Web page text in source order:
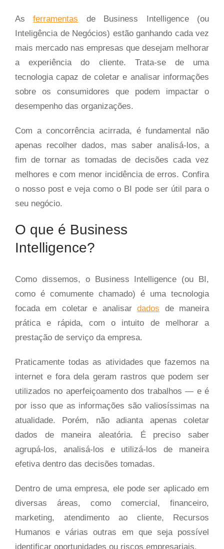
Asferramentas de Business Intelligence (ou
Inteligência de Negócios) estão ganhando cada vez
mais mercado nas empresas que desejam melhorar
a experiência do cliente. Trata-se de uma
tecnologia capaz de coletar e analisar informações
sobre os consumidores que podem impactar o
desempenho das organizações.
Com a concorrência acirrada, é fundamental não
apenas recolher dados, mas saber analisá-los, a
fim de tornar as tomadas de decisões cada vez
melhores e com menor incidência de erros. Confira
o nosso post e veja como o BI pode ser útil para o
seu negócio.
O que é Business
Intelligence?
Como dissemos, o Business Intelligence (ou BI,
como é comumente chamado) é uma tecnologia
focada em coletar e analisardados de maneira
prática e rápida, com o intuito de melhorar a
prestação de serviço da empresa.
Praticamente todas as atividades que fazemos na
internet e fora dela geram rastros que podem ser
utilizados no aperfeiçoamento dos trabalhos — e é
por isso que as informações são valiosíssimas na
atualidade. Porém, não adianta apenas coletar
dados de maneira aleatória. É preciso saber
agrupá-los, analisá-los e utilizá-los de maneira
efetiva dentro das decisões tomadas.
Dentro de uma empresa, ele pode ser aplicado em
diversas áreas, como comercial, financeiro,
marketing, atendimento ao cliente, Recursos
Humanos e várias outras em que seja possível
identificar oportunidades ou riscos empresariais.